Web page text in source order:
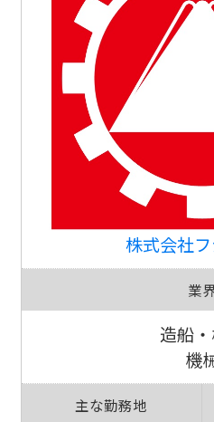
株式会社
業
造船
機
主な勤務地